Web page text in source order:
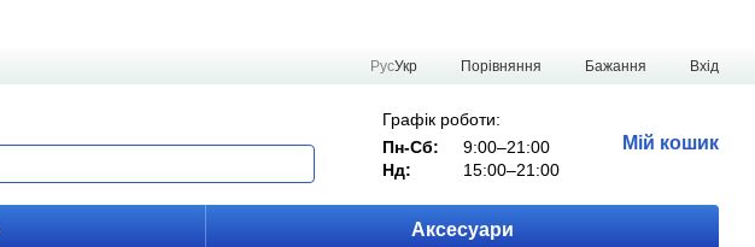
РусУкр Порівняння Бажання Вхід
Графік роботи:
Пн-Сб:
9:00–21:00
Нд:
15:00–21:00
Мій кошик
Аксесуари